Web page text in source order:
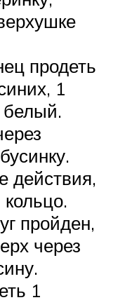
продеть
1
действия,
кольцо.
пройден,
через
1